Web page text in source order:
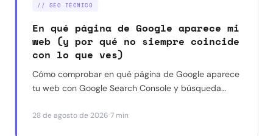
// SEO TÉCNICO
En qué página de Google aparece mi
web (y por qué no siempre coincide
con lo que ves)
Cómo comprobar en qué página de Google aparece
tu web con Google Search Console y búsqueda
distintos para la misma consulta. Con un caso real.
28 de agosto de 2026·7 min